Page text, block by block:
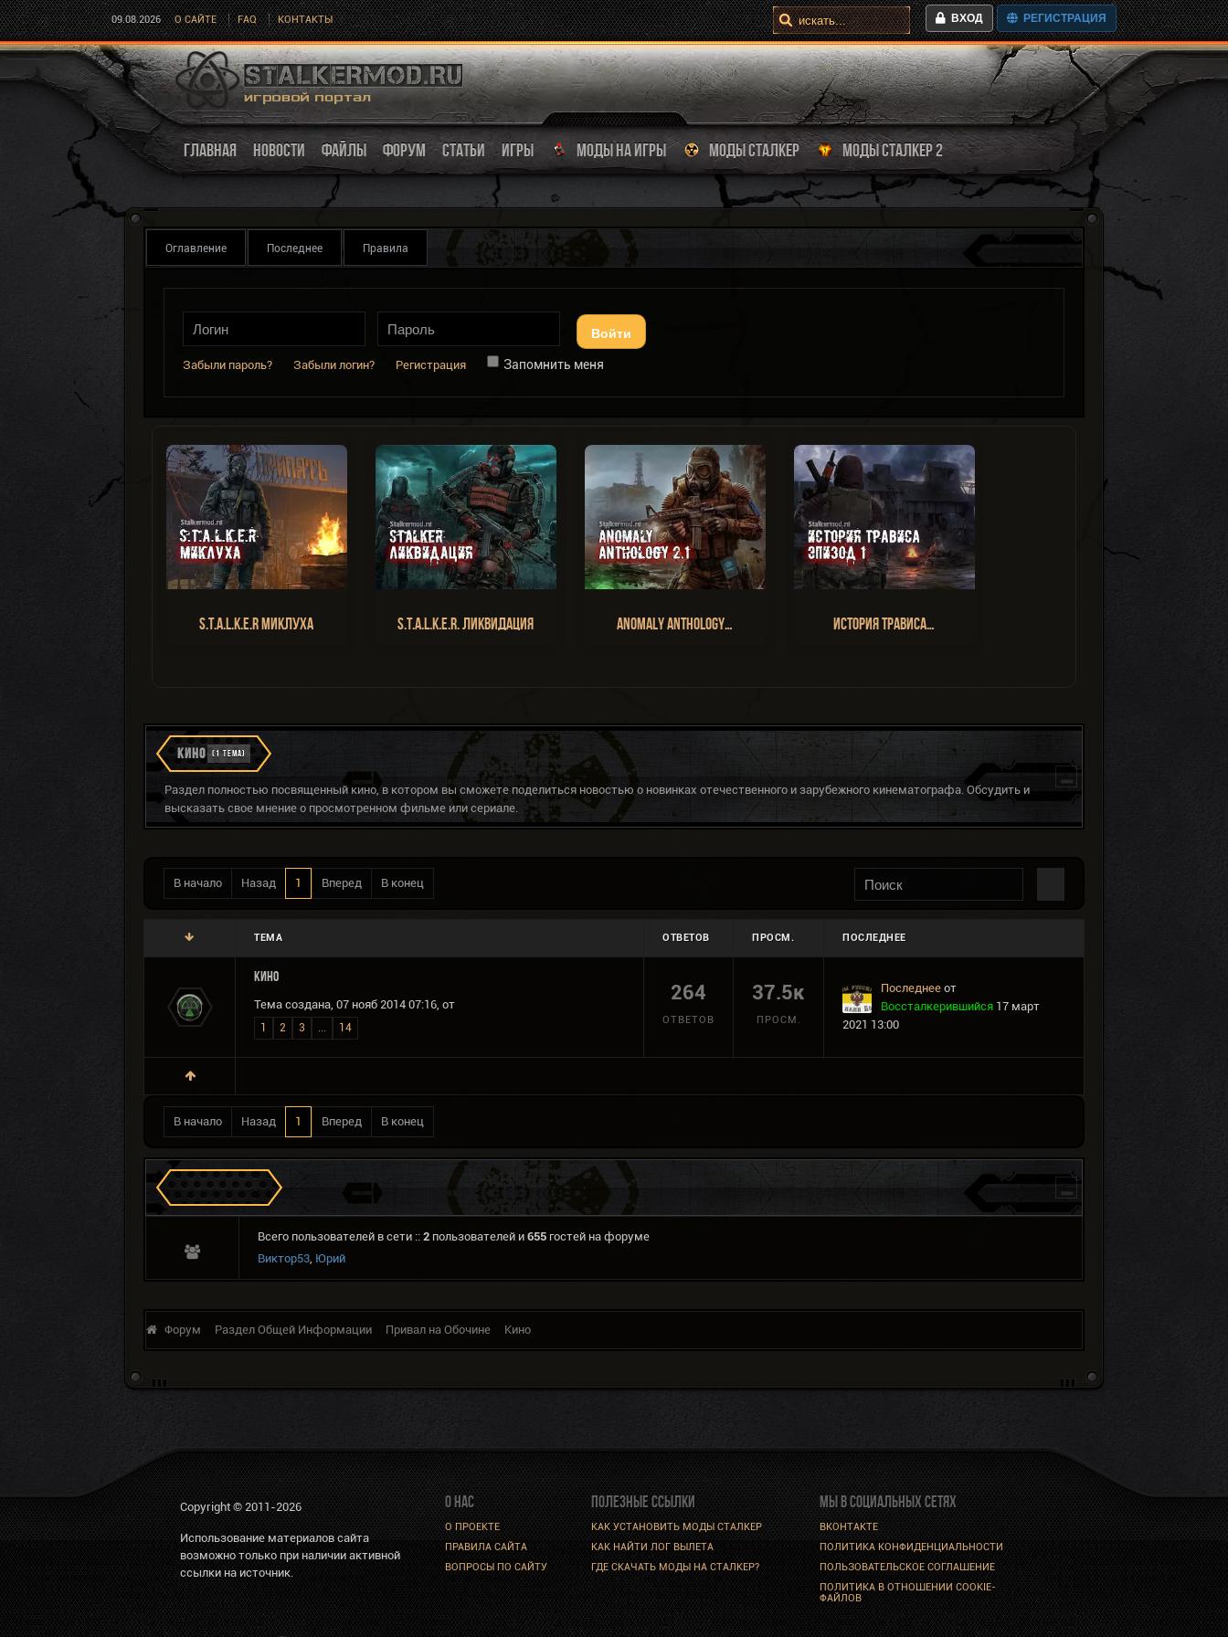
09.08.2026 О САЙТЕ FAQ КОНТАКТЫ ВХОД РЕГИСТРАЦИЯ
ГЛАВНАЯ НОВОСТИ ФАЙЛЫ ФОРУМ СТАТЬИ ИГРЫ МОДЫ НА ИГРЫ МОДЫ СТАЛКЕР МОДЫ СТАЛКЕР 2
Оглавление Последнее Правила
Войти
Забыли пароль? Забыли логин? Регистрация Запомнить меня
S.T.A.L.K.E.R Миклуха S.T.A.L.K.E.R. Ликвидация Anomaly Anthology… История Трависа…
КИНО (1 ТЕМА)
Раздел полностью посвященный кино, в котором вы сможете поделиться новостью о новинках отечественного и зарубежного кинематографа. Обсудить и
высказать свое мнение о просмотренном фильме или сериале.
В начало Назад 1 Вперед В конец
ТЕМА ОТВЕТОВ ПРОСМ. ПОСЛЕДНЕЕ
КИНО
Тема создана, 07 нояб 2014 07:16, от
1 2 3 ... 14
264
ОТВЕТОВ
37.5к
ПРОСМ.
Последнее от
Воссталкерившийся 17 март
2021 13:00
В начало Назад 1 Вперед В конец
Сталкеров в Зоне
Всего пользователей в сети :: 2 пользователей и 655 гостей на форуме
Виктор53, Юрий
Форум Раздел Общей Информации Привал на Обочине Кино
Copyright © 2011-2026
Использование материалов сайта
возможно только при наличии активной
ссылки на источник.
О НАС
О ПРОЕКТЕ
ПРАВИЛА САЙТА
ВОПРОСЫ ПО САЙТУ
ПОЛЕЗНЫЕ ССЫЛКИ
КАК УСТАНОВИТЬ МОДЫ СТАЛКЕР
КАК НАЙТИ ЛОГ ВЫЛЕТА
ГДЕ СКАЧАТЬ МОДЫ НА СТАЛКЕР?
МЫ В СОЦИАЛЬНЫХ СЕТЯХ
ВКОНТАКТЕ
ПОЛИТИКА КОНФИДЕНЦИАЛЬНОСТИ
ПОЛЬЗОВАТЕЛЬСКОЕ СОГЛАШЕНИЕ
ПОЛИТИКА В ОТНОШЕНИИ COOKIE-
ФАЙЛОВ